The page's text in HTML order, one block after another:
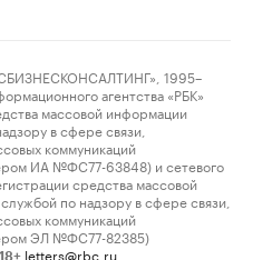
1995–
агентства «РБК»
массовой информации
в сфере связи,
коммуникаций
ИА №ФС77-63848) и сетевого
средства массовой
по надзору в сфере связи,
коммуникаций
ЭЛ №ФС77-82385)
18+ letters@rbc.ru